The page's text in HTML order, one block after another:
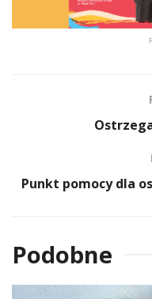
Punkt pomocy dla
Podobne